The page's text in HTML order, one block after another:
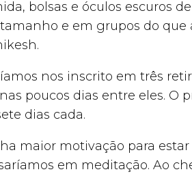
bolsas e óculos escuros
e em grupos do que
nos inscrito em três
poucos dias entre eles. O
dias cada.
maior motivação para
em meditação. Ao